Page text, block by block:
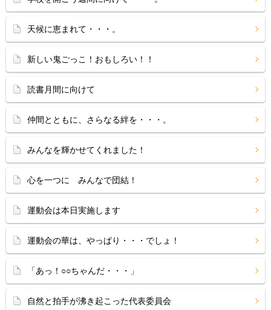
天候に恵まれて・・・。
新しい鬼ごっこ！おもしろい！！
読書月間に向けて
仲間とともに、さらなる絆を・・・。
みんなを輝かせてくれました！
心を一つに みんなで団結！
運動会は本日実施します
運動会の華は、やっぱり・・・でしょ！
「あっ！○○ちゃんだ・・・」
自然と拍手が沸き起こった代表委員会